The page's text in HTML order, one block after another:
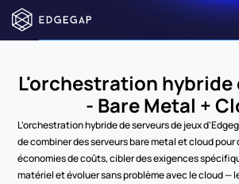
L'orchestration hybride
- Bare Metal +
L'orchestration hybride de serveurs de jeux
de combiner des serveurs bare metal et cloud pour
économies de coûts, cibler des exigences
matériel et évoluer sans problème avec le cloud —